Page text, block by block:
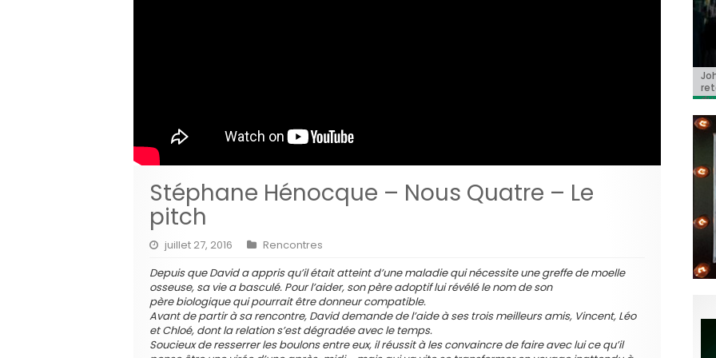
Stéphane Hénocque – Nous Quatre – Le
pitch
juillet 27, 2016
Rencontres
Depuis que David a appris qu’il était atteint d’une maladie qui nécessite une greffe de moelle
osseuse, sa vie a basculé. Pour l’aider, son père adoptif lui révélé le nom de son
père biologique qui pourrait être donneur compatible.
Avant de partir à sa rencontre, David demande de l’aide à ses trois meilleurs amis, Vincent, Léo
et Chloé, dont la relation s’est dégradée avec le temps.
Soucieux de resserrer les boulons entre eux, il réussit à les convaincre de faire avec lui ce qu’il
du
«
«